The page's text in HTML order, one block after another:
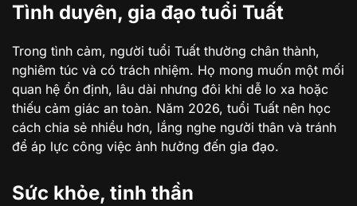
Tình duyên, gia đạo tuổi Tuất
Trong tình cảm, người tuổi Tuất thường chân thành,
nghiêm túc và có trách nhiệm. Họ mong muốn một mối
quan hệ ổn định, lâu dài nhưng đôi khi dễ lo xa hoặc
thiếu cảm giác an toàn. Năm 2026, tuổi Tuất nên học
cách chia sẻ nhiều hơn, lắng nghe người thân và tránh
để áp lực công việc ảnh hưởng đến gia đạo.
Sức khỏe, tinh thần